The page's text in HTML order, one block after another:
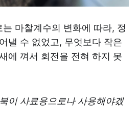
마찰계수의 변화에 따라, 정
낼 수 없었고, 무엇보다 작은
에 껴서 회전을 전혀 하지 못
이 사료용으로나 사용해야겠